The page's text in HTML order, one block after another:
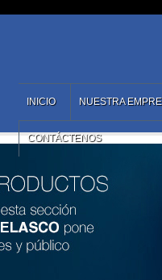
INICIO NUESTRA
CONTÁCTENOS